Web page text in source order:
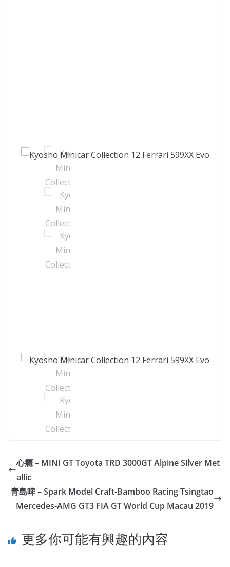
心癮 – MINI GT Toyota TRD 3000GT Alpine Silver Met
allic
青島啤 – Spark Model Craft-Bamboo Racing Tsingtao
Mercedes-AMG GT3 FIA GT World Cup Macau 2019
更多你可能有興趣的內容